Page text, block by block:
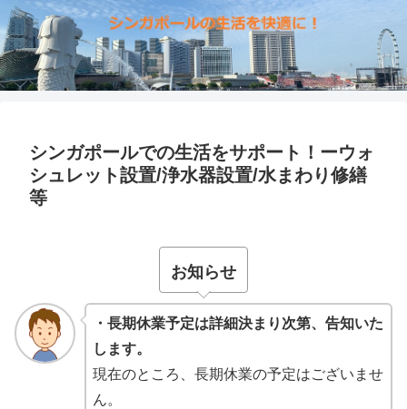
シンガポールでの生活をサポート！ーウォ
シュレット設置/浄水器設置/水まわり修繕
等
お知らせ
・長期休業予定は詳細決まり次第、告知いた
します。
現在のところ、長期休業の予定はございませ
ん。